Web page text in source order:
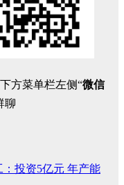
方菜单栏左侧“微信
聊
投资5亿元 年产能